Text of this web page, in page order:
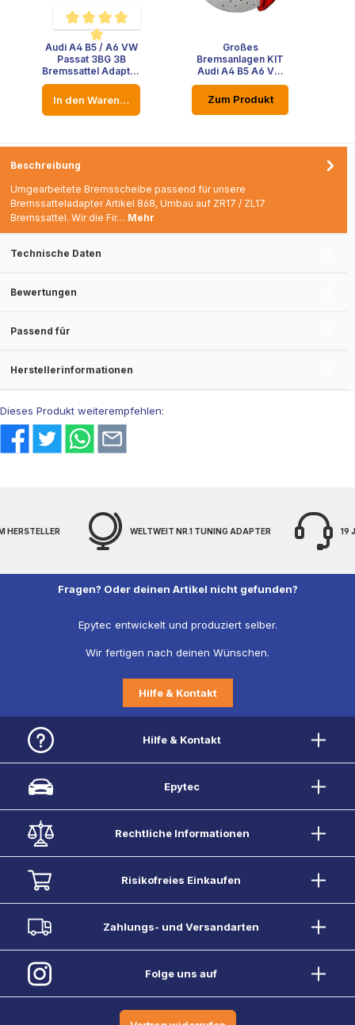
Durchschnittliche Bewertung von 5 von 5 Sternen
Audi A4 B5 / A6 VW
Passat 3BG 3B
Bremssattel Adapter
Porsche Cayenne
Bremsen ZR17
Touareg BM5 umbau
Bremsscheibe
In den Warenkorb
Großes
Bremsanlagen KIT
Audi A4 B5 A6 VW
Passat 3BG 3B
Porsche Cayenne
ZL17 ZR17
Bremssattel
Zum Produkt
Beschreibung
Umgearbeitete Bremsscheibe passend für unsere
Bremssatteladapter Artikel 868, Umbau auf ZR17 / ZL17
Bremssattel. Wir die Fir… Mehr
Technische Daten
Bewertungen
Passend für
Herstellerinformationen
Dieses Produkt weiterempfehlen:
HERSTELLER WELTWEIT NR.1 TUNING ADAPTER 19
Fragen? Oder deinen Artikel nicht gefunden?
Epytec entwickelt und produziert selber.
Wir fertigen nach deinen Wünschen.
Hilfe & Kontakt
Hilfe & Kontakt
Epytec
Rechtliche Informationen
Risikofreies Einkaufen
Zahlungs- und Versandarten
Folge uns auf